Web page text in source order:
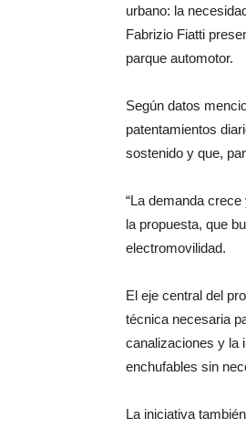
urbano: la
Fabrizio Fiatti
parque automotor.
Según datos
patentamientos
sostenido y que,
“La demanda
la propuesta, que
electromovilidad.
El eje central del
técnica necesaria
canalizaciones y la
enchufables sin
La iniciativa